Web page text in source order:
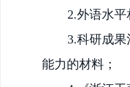
2.外语水平
3.科研成
能力的材料；